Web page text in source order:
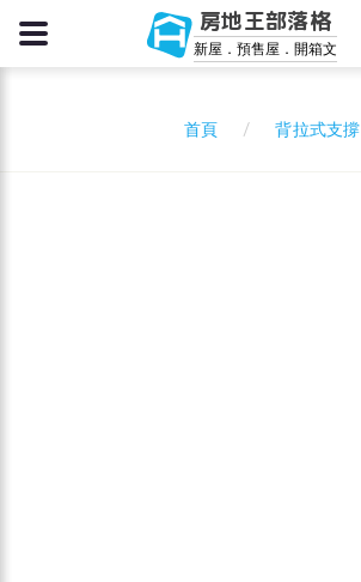
房地王部落格
新屋．預售屋．開箱文
首頁 背拉式支撐